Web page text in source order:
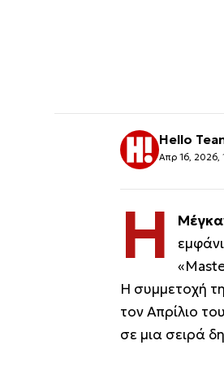
Hello
Απρ 16, 2026,
Η
«
Η συμμετοχή
τον Απρίλιο
σε μια σειρά